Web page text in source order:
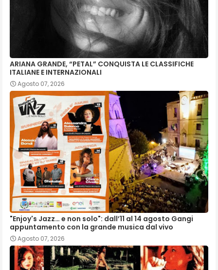
ARIANA GRANDE, “PETAL” CONQUISTA LE CLASSIFICHE
ITALIANE E INTERNAZIONALI
Agosto 07, 2026
"Enjoy's Jazz… e non solo": dall’11 al 14 agosto Gangi
appuntamento con la grande musica dal vivo
Agosto 07, 2026